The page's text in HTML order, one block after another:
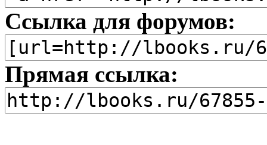
Ссылка для форумов:
Прямая ссылка: